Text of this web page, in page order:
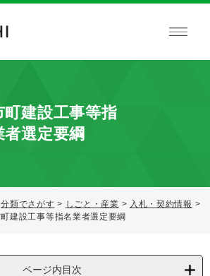
町建設工事等指
者選定要綱
分類でさがす > しごと・産業 > 入札・契約情報 >
建設工事等指名業者選定要綱
ページ内目次